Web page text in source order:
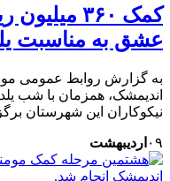
کمک ۳۶۰
عشق به مناسبت
به گزارش روابط عمومی
اندیمشک، همزمان با شب
نیکوکاران این شهرستان
۰۹ اردیبهشت